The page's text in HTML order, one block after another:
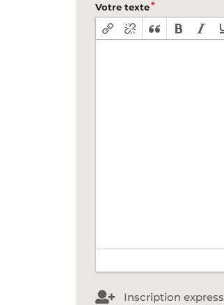
Votre texte
Inscription express